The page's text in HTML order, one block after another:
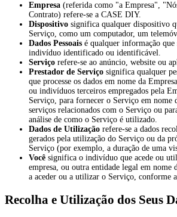
Empresa (referida como "a Empresa",
Contrato) refere-se a CASE DIY.
Dispositivo significa qualquer dispositivo
Serviço, como um computador, um
Dados Pessoais é qualquer informação
indivíduo identificado ou identificável.
Serviço refere-se ao anúncio, website ou
Prestador de Serviço significa qualquer
que processe os dados em nome da
ou indivíduos terceiros empregados pela
Serviço, para fornecer o Serviço em nome
serviços relacionados com o Serviço ou
análise de como o Serviço é utilizado.
Dados de Utilização refere-se a dados
gerados pela utilização do Serviço ou da
Serviço (por exemplo, a duração de uma
Você significa o indivíduo que acede ou
empresa, ou outra entidade legal em nome
a aceder ou a utilizar o Serviço, conforme
Recolha e Utilização dos Seus